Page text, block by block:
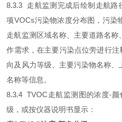
8.3.3 走航监测完成后绘制走航路
项VOCs污染物浓度分布图，污染
走航监测区域名称、主要道路名称
作需求，在主要污染点位旁进行
向及风力等级、主要污染物名称
名称等信息。
8.3.4 TVOC走航监测图的浓度-
级，或按仪器说明书显示：